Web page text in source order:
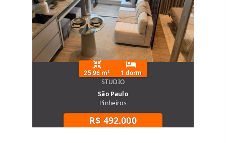
25.96 m²
1 dorm
STUDIO
São Paulo
Pinheiros
R$ 492.000